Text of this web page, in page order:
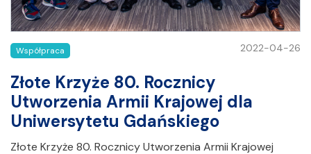
Współpraca 2022-04-26
Złote Krzyże 80. Rocznicy
Utworzenia Armii Krajowej dla
Uniwersytetu Gdańskiego
Złote Krzyże 80. Rocznicy Utworzenia Armii Krajowej